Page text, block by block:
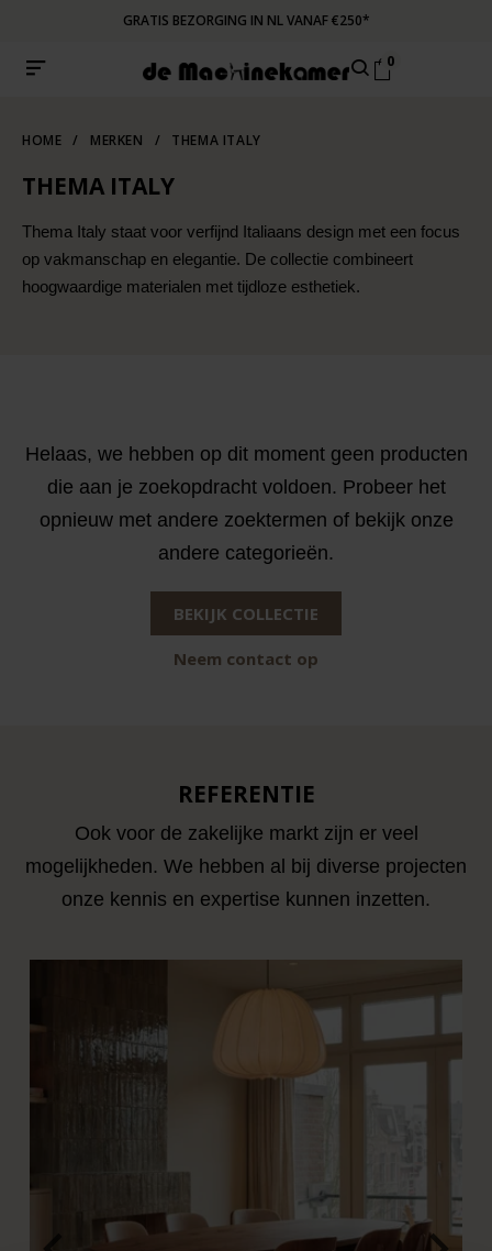
GRATIS BEZORGING IN NL VANAF €250*
0
HOME / MERKEN / THEMA ITALY
THEMA ITALY
Thema Italy staat voor verfijnd Italiaans design met een focus
op vakmanschap en elegantie. De collectie combineert
hoogwaardige materialen met tijdloze esthetiek.
Helaas, we hebben op dit moment geen producten
die aan je zoekopdracht voldoen. Probeer het
opnieuw met andere zoektermen of bekijk onze
andere categorieën.
BEKIJK COLLECTIE
Neem contact op
REFERENTIE
Ook voor de zakelijke markt zijn er veel
mogelijkheden. We hebben al bij diverse projecten
onze kennis en expertise kunnen inzetten.